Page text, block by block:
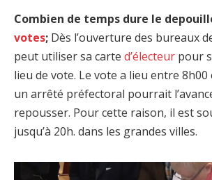
Combien de temps dure le
votes; Dès l’ouverture des bureaux
peut utiliser sa carte d’électeur pour
lieu de vote. Le vote a lieu entre 8h00
un arrêté préfectoral pourrait
repousser. Pour cette raison, il est
jusqu’à 20h. dans les grandes villes.